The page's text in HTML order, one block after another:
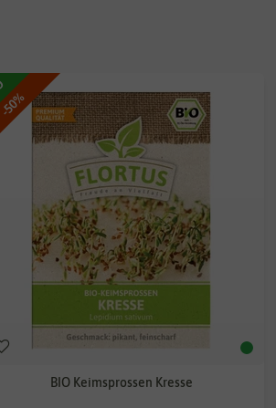
BIO Keimsprossen Kresse